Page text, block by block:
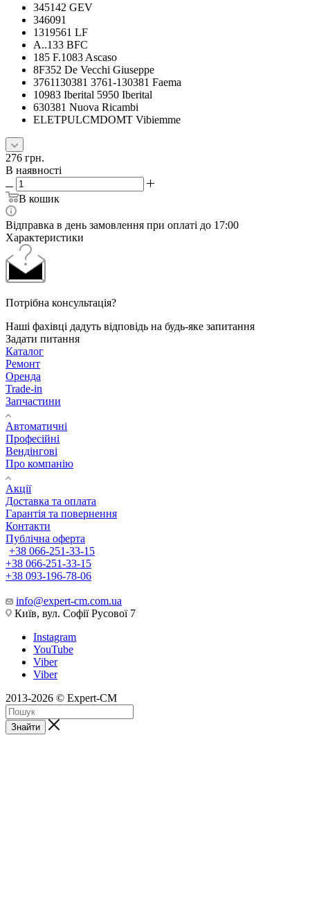
345142 GEV
346091
1319561 LF
A..133 BFC
185 F.1083 Ascaso
8F352 De Vecchi Giuseppe
3761130381 3761-130381 Faema
10983 Iberital 5950 Iberital
630381 Nuova Ricambi
ELETPULCMDOMT Vibiemme
276 грн.
В наявності
В кошик
Відправка в день замовлення при оплаті до 17:00
Характеристики
Потрібна консультація?
Наші фахівці дадуть відповідь на будь-яке запитання
Задати питання
Каталог
Ремонт
Оренда
Trade-in
Запчастини
Автоматичні
Професійні
Вендінгові
Про компанію
Акції
Доставка та оплата
Гарантія та повернення
Контакти
Публічна оферта
+38 066-251-33-15
+38 066-251-33-15
+38 093-196-78-06
info@expert-cm.com.ua
Київ, вул. Софії Русової 7
Instagram
YouTube
Viber
Viber
2013-2026 © Expert-CM
Знайти